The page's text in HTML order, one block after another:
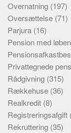
Overnatning (197)
Oversættelse (71)
Parjura (16)
Pension med
Privattegnede
Rådgivning (315)
Rækkehuse (36)
Realkredit (8)
Registreringsafgift
Rekruttering (35)